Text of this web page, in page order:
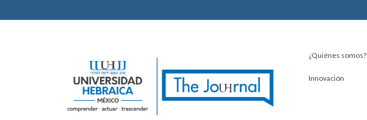
¿Quiénes somos?
Innovación